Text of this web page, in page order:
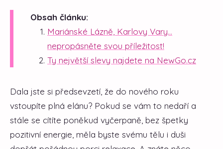
Obsah článku:
Mariánské Lázně, Karlovy Vary...
nepropásněte svou příležitost!
Ty největší slevy najdete na NewGo.cz
Dala jste si předsevzetí, že do nového roku
vstoupíte plná elánu? Pokud se vám to nedaří a
stále se cítíte poněkud vyčerpaně, bez špetky
pozitivní energie, měla byste svému tělu i duši